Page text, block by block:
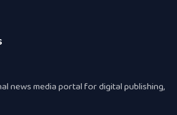
news media portal for digital publishing,